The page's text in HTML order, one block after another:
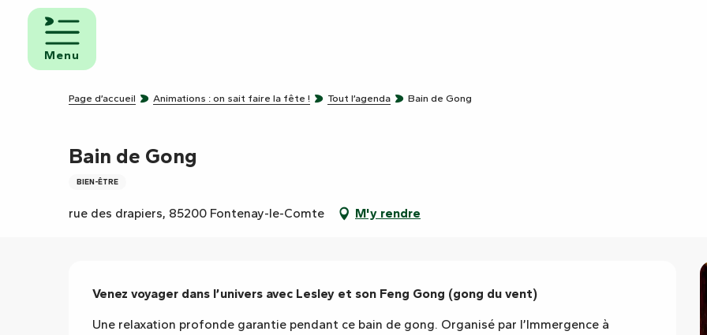
contenu
principal
Menu
Page d’accueil Animations : on sait faire la fête ! Tout l’agenda Bain de Gong
Bain de Gong
BIEN-ÊTRE
rue des drapiers, 85200 Fontenay-le-Comte M'y rendre
Description
Venez voyager dans l’univers avec Lesley et son Feng Gong (gong du vent)
Une relaxation profonde garantie pendant ce bain de gong. Organisé par l’Immergence à